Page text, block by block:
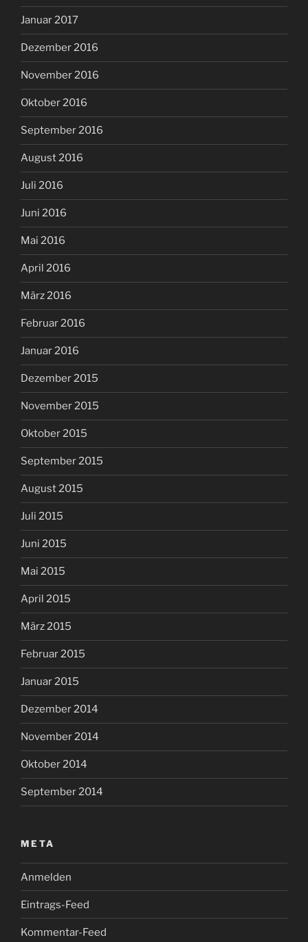
Januar 2017
Dezember 2016
November 2016
Oktober 2016
September 2016
August 2016
Juli 2016
Juni 2016
Mai 2016
April 2016
März 2016
Februar 2016
Januar 2016
Dezember 2015
November 2015
Oktober 2015
September 2015
August 2015
Juli 2015
Juni 2015
Mai 2015
April 2015
März 2015
Februar 2015
Januar 2015
Dezember 2014
November 2014
Oktober 2014
September 2014
META
Anmelden
Eintrags-Feed
Kommentar-Feed